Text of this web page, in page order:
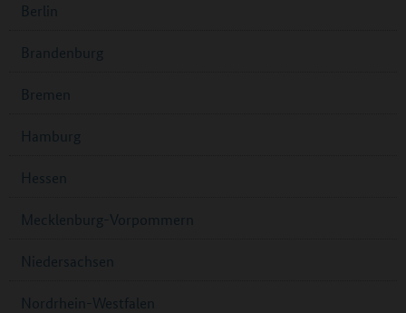
Berlin
Brandenburg
Bremen
Hamburg
Hessen
Mecklenburg-Vorpommern
Niedersachsen
Nordrhein-Westfalen